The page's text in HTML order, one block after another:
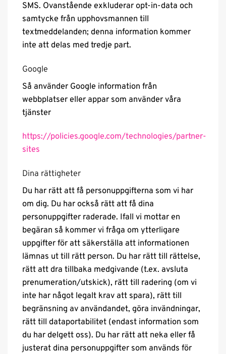
SMS. Ovanstående exkluderar opt-in-data och
samtycke från upphovsmannen till
textmeddelanden; denna information kommer
inte att delas med tredje part.
Google
Så använder Google information från
webbplatser eller appar som använder våra
tjänster
https://policies.google.com/technologies/partner-
sites
Dina rättigheter
Du har rätt att få personuppgifterna som vi har
om dig. Du har också rätt att få dina
personuppgifter raderade. Ifall vi mottar en
begäran så kommer vi fråga om ytterligare
uppgifter för att säkerställa att informationen
lämnas ut till rätt person. Du har rätt till rättelse,
rätt att dra tillbaka medgivande (t.ex. avsluta
prenumeration/utskick), rätt till radering (om vi
inte har något legalt krav att spara), rätt till
begränsning av användandet, göra invändningar,
rätt till dataportabilitet (endast information som
du har delgett oss). Du har rätt att neka eller få
justerat dina personuppgifter som används för